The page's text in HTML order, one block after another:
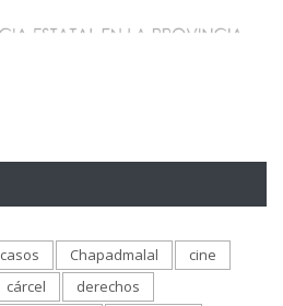
casos Chapadmalal
cine
cárcel
derechos